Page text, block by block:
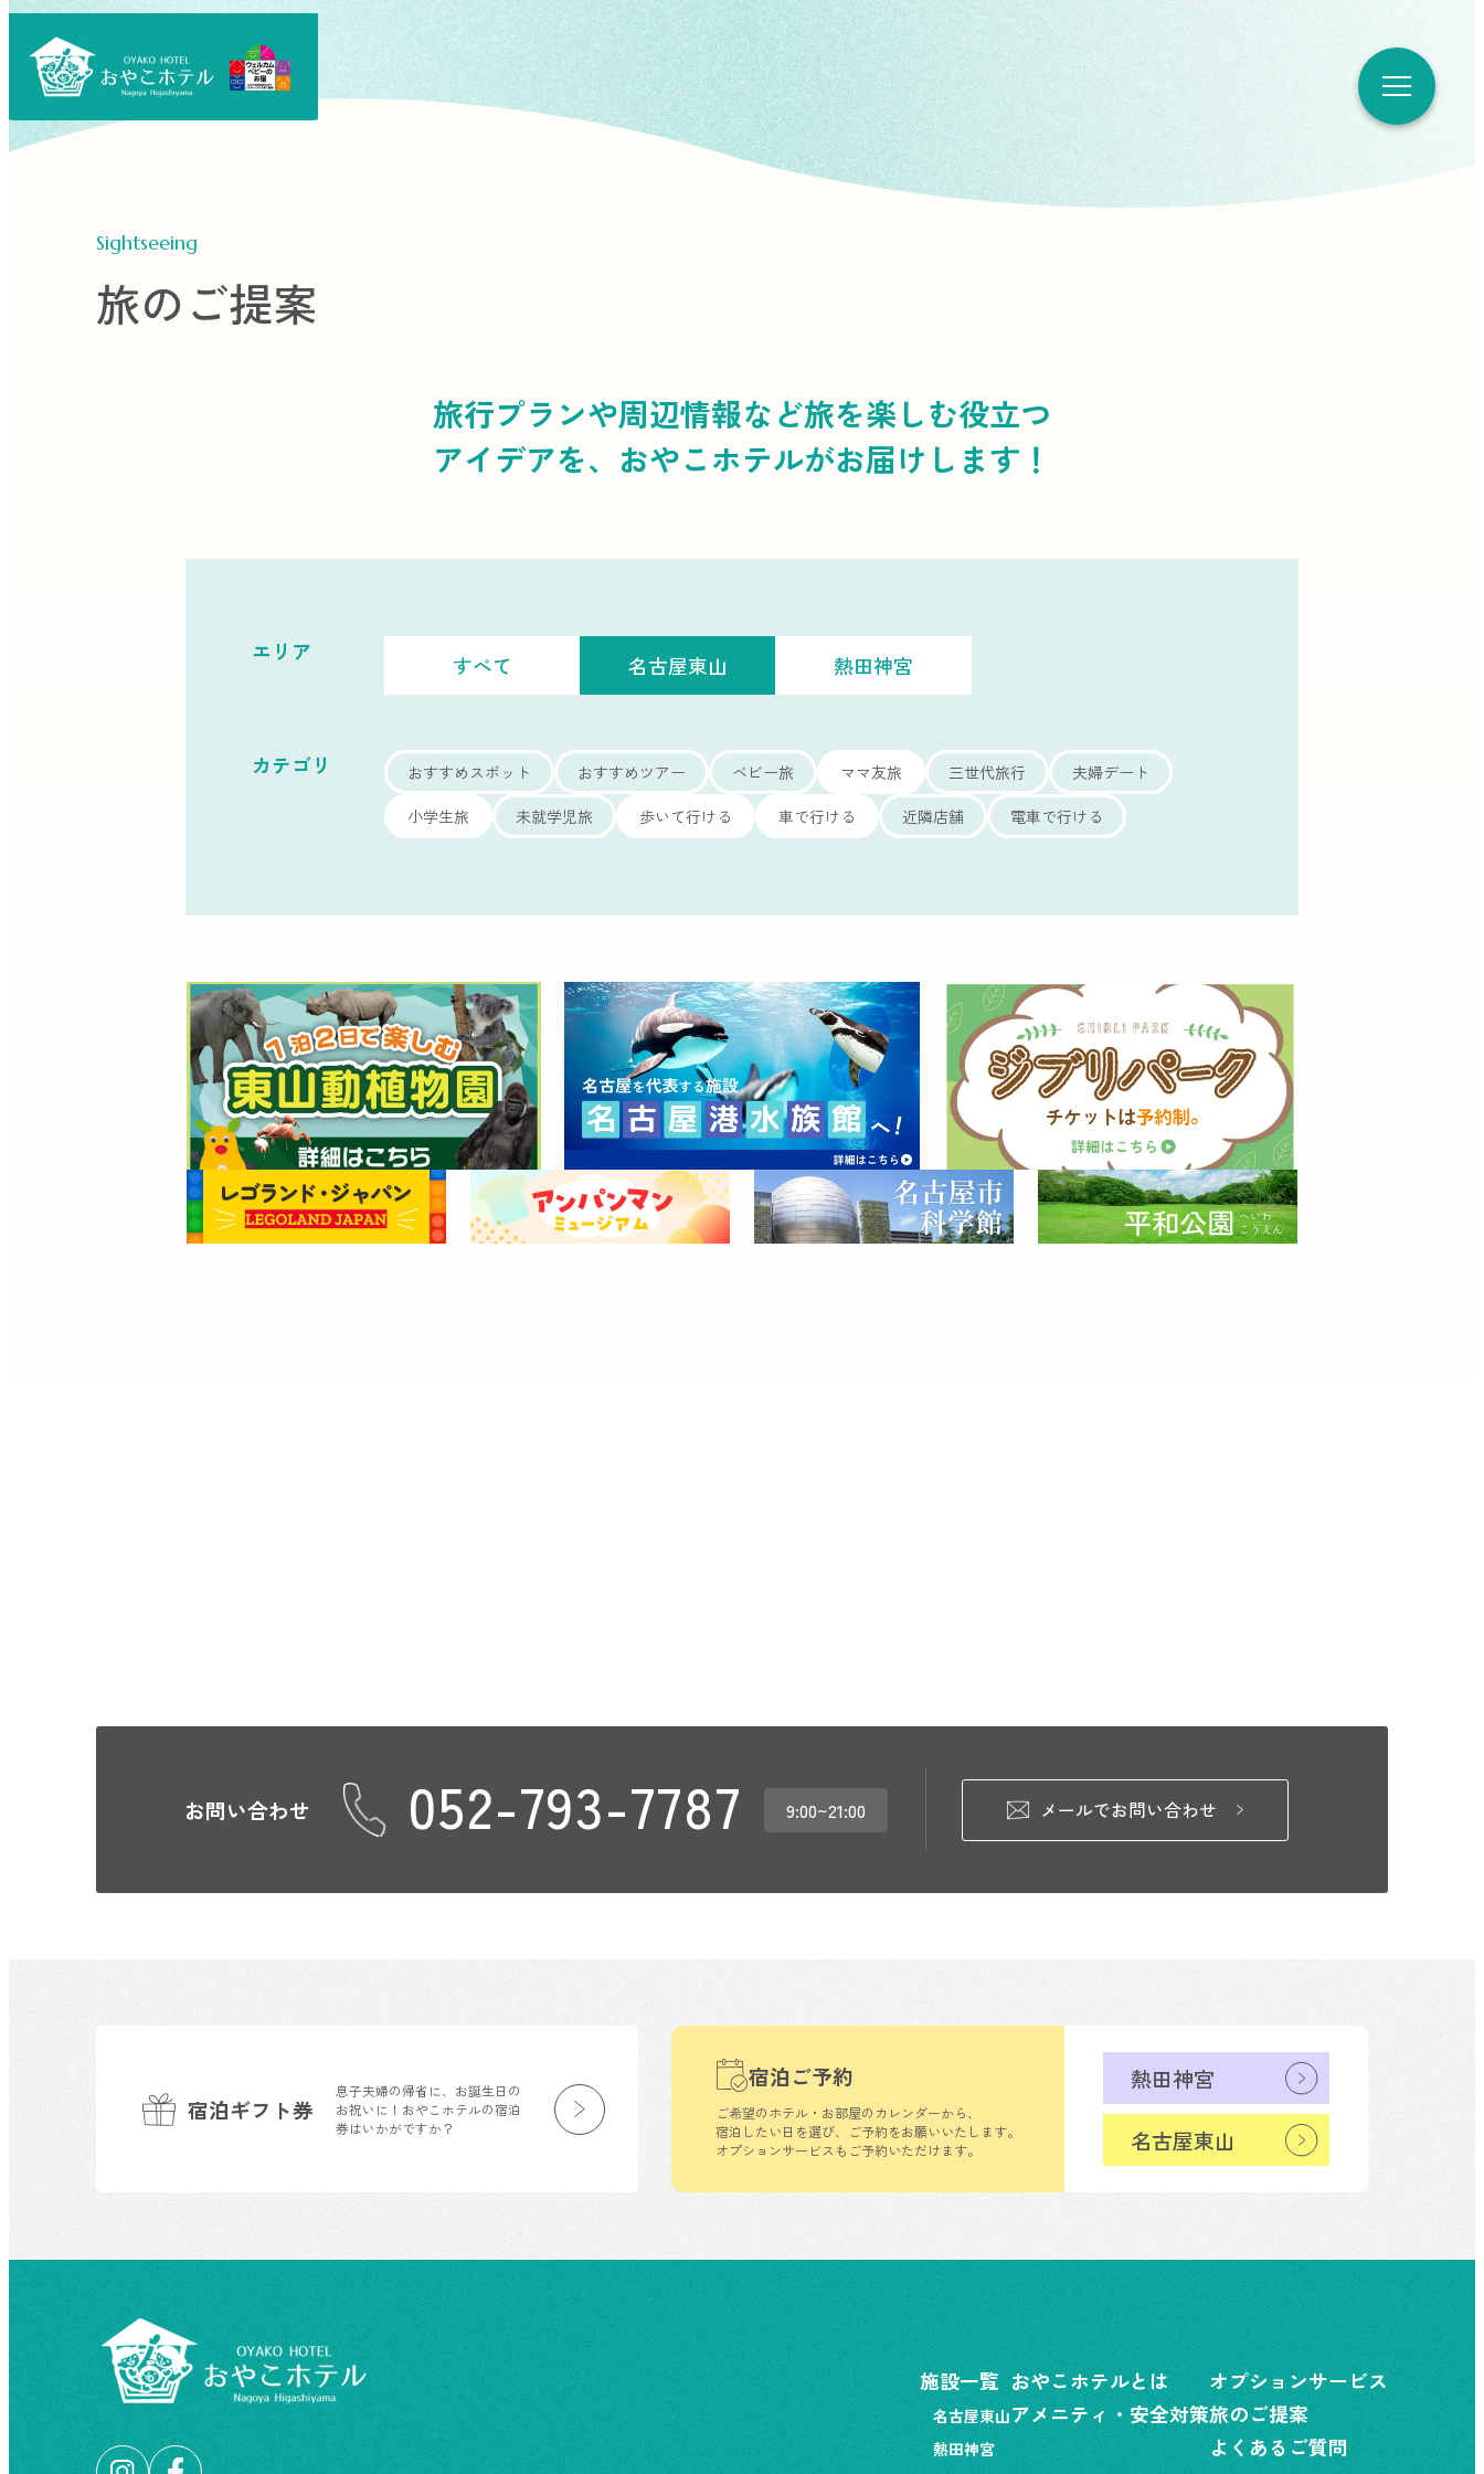
Sightseeing
旅のご提案
旅行プランや周辺情報など旅を楽しむ役立つ
アイデアを、 おやこホテルがお届けします！
エリア
すべて 名古屋東山 熱田神宮
カテゴリ おすすめスポット おすすめツアー ベビー旅 ママ友旅 三世代旅行
夫婦デート
小学生旅
未就学児旅 歩いて行ける 車で行ける 近隣店舗 電車で行ける
お問い合わせ 052-793-7787 9:00~21:00 メールでお問い合わせ
宿泊ギフト券
息子夫婦の帰省に、お誕生日の
お祝いに！おやこホテルの宿泊
券はいかがですか？
宿泊ご予約
ご希望のホテル・お部屋のカレンダーから、
宿泊したい日を選び、ご予約をお願いいたします。
オプションサービスもご予約いただけます。
熱田神宮
名古屋東山
施設一覧
名古屋東山
熱田神宮
おやこホテルとは
アメニティ・安全対策
オプションサービス
旅のご提案
よくあるご質問